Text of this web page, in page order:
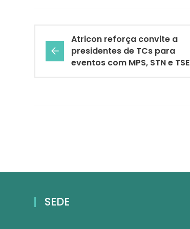
Atricon reforça convite a
presidentes de TCs para
eventos com MPS, STN e TSE
SEDE